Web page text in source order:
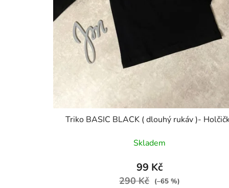
ů
Triko BASIC BLACK ( dlouhý rukáv )-
Skladem
99 Kč
290 Kč (–65 %)